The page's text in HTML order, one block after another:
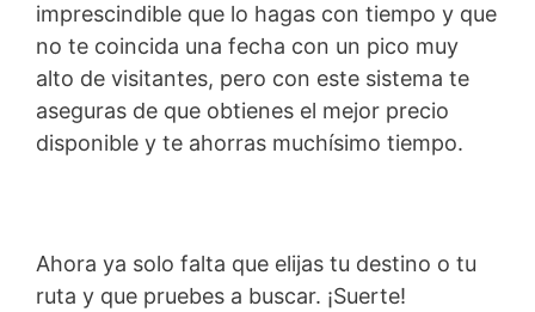
imprescindible que lo hagas con tiempo y que
no te coincida una fecha con un pico muy
alto de visitantes, pero con este sistema te
aseguras de que obtienes el mejor precio
disponible y te ahorras muchísimo tiempo.
Ahora ya solo falta que elijas tu destino o tu
ruta y que pruebes a buscar. ¡Suerte!